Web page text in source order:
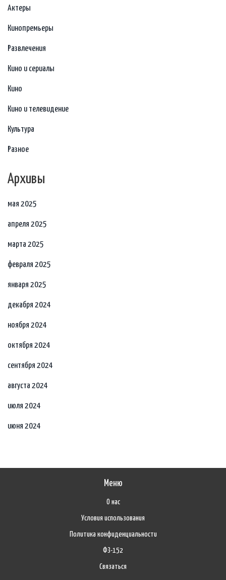
Актеры
Кинопремьеры
Развлечения
Кино и сериалы
Кино
Кино и телевидение
Культура
Разное
Архивы
мая 2025
апреля 2025
марта 2025
февраля 2025
января 2025
декабря 2024
ноября 2024
октября 2024
сентября 2024
августа 2024
июля 2024
июня 2024
Меню
О нас
Условия использования
Политика конфиденциальности
ФЗ-152
Связаться